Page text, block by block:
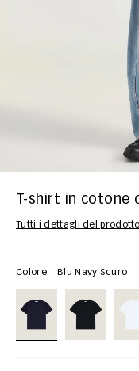
T-shirt in cotone
Tutti i dettagli del prodotto
Colore: Blu Navy Scuro